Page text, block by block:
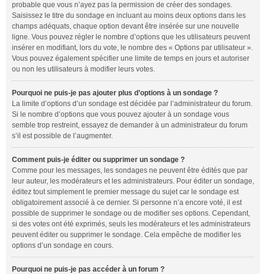
probable que vous n’ayez pas la permission de créer des sondages.
Saisissez le titre du sondage en incluant au moins deux options dans les
champs adéquats, chaque option devant être insérée sur une nouvelle
ligne. Vous pouvez régler le nombre d’options que les utilisateurs peuvent
insérer en modifiant, lors du vote, le nombre des « Options par utilisateur ».
Vous pouvez également spécifier une limite de temps en jours et autoriser
ou non les utilisateurs à modifier leurs votes.
Pourquoi ne puis-je pas ajouter plus d’options à un sondage ?
La limite d’options d’un sondage est décidée par l’administrateur du forum.
Si le nombre d’options que vous pouvez ajouter à un sondage vous
semble trop restreint, essayez de demander à un administrateur du forum
s’il est possible de l’augmenter.
Comment puis-je éditer ou supprimer un sondage ?
Comme pour les messages, les sondages ne peuvent être édités que par
leur auteur, les modérateurs et les administrateurs. Pour éditer un sondage,
éditez tout simplement le premier message du sujet car le sondage est
obligatoirement associé à ce dernier. Si personne n’a encore voté, il est
possible de supprimer le sondage ou de modifier ses options. Cependant,
si des votes ont été exprimés, seuls les modérateurs et les administrateurs
peuvent éditer ou supprimer le sondage. Cela empêche de modifier les
options d’un sondage en cours.
Pourquoi ne puis-je pas accéder à un forum ?